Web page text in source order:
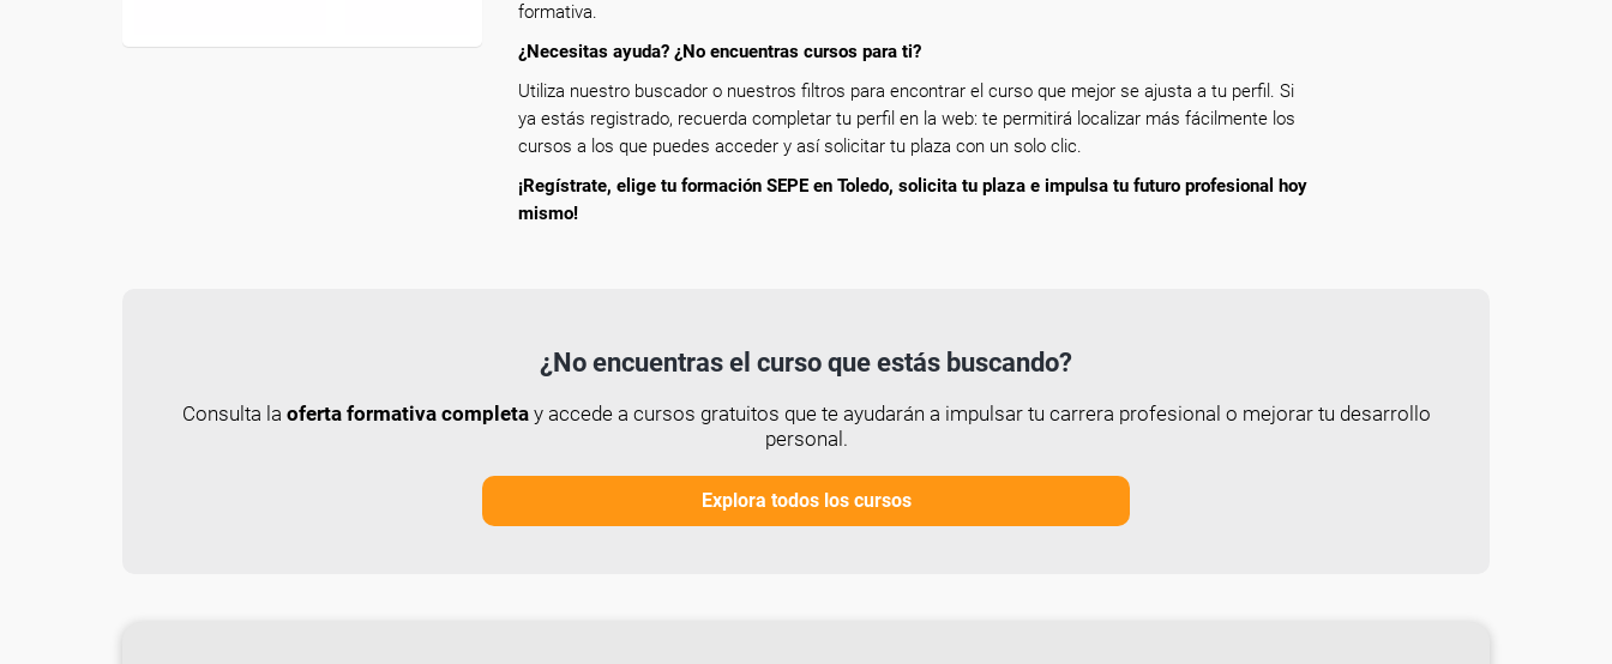
formativa.
¿Necesitas ayuda? ¿No encuentras cursos para ti?
Utiliza nuestro buscador o nuestros filtros para encontrar el curso que mejor se ajusta a tu perfil. Si
ya estás registrado, recuerda completar tu perfil en la web: te permitirá localizar más fácilmente los
cursos a los que puedes acceder y así solicitar tu plaza con un solo clic.
¡Regístrate, elige tu formación SEPE en Toledo, solicita tu plaza e impulsa tu futuro profesional hoy
mismo!
¿No encuentras el curso que estás buscando?
Consulta la oferta formativa completay accede a cursos gratuitos que te ayudarán a impulsar tu carrera profesional o mejorar tu desarrollo
personal.
Explora todos los cursos